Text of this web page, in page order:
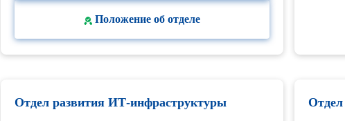
Положение об отделе
Отдел развития ИТ-инфраструктуры Отдел